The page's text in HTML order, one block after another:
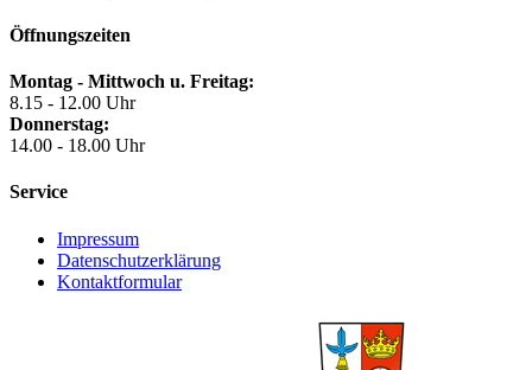
Öffnungszeiten
Montag - Mittwoch u. Freitag:
8.15 - 12.00 Uhr
Donnerstag:
14.00 - 18.00 Uhr
Service
Impressum
Datenschutzerklärung
Kontaktformular